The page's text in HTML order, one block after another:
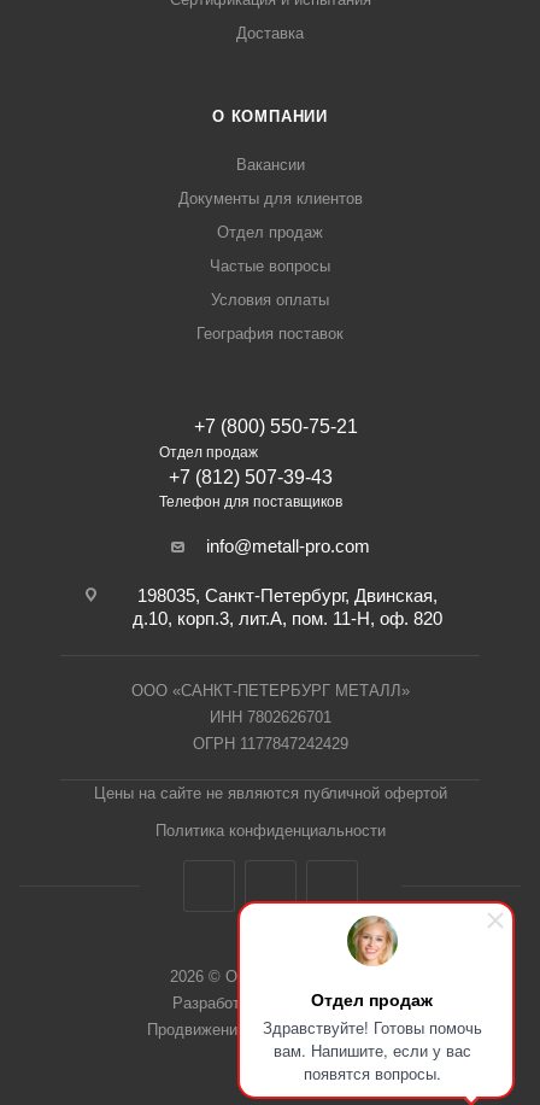
Отдел продаж
Здравствуйте! Готовы помочь
вам. Напишите, если у вас
появятся вопросы.
Доставка
О КОМПАНИИ
Вакансии
Документы для клиентов
Отдел продаж
Частые вопросы
Условия оплаты
География поставок
+7 (800) 550-75-21
Отдел продаж
+7 (812) 507-39-43
Телефон для поставщиков
info@metall-pro.com
198035, Санкт-Петербург, Двинская,
д.10, корп.3, лит.А, пом. 11-Н, оф. 820
ООО «САНКТ-ПЕТЕРБУРГ МЕТАЛЛ»
ИНН 7802626701
ОГРН 1177847242429
Цены на сайте не являются публичной офертой
Политика конфиденциальности
2026 © ООО "СПб Металл"
Разработка сайта Dieztech
Продвижение сайта — Веб-Центр